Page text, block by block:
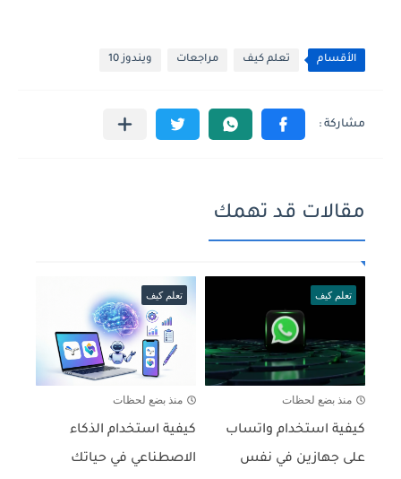
الأقسام تعلم كيف مراجعات ويندوز 10
مقالات قد تهمك
تعلم كيف
منذ بضع لحظات
كيفية استخدام واتساب
على جهازين في نفس
تعلم كيف
منذ بضع لحظات
كيفية استخدام الذكاء
الاصطناعي في حياتك